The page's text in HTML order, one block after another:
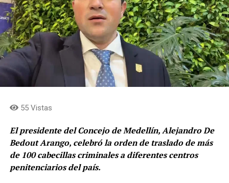
55 Vistas
El presidente del Concejo de Medellín, Alejandro De
Bedout Arango, celebró la orden de traslado de más
de 100 cabecillas criminales a diferentes centros
penitenciarios del país.